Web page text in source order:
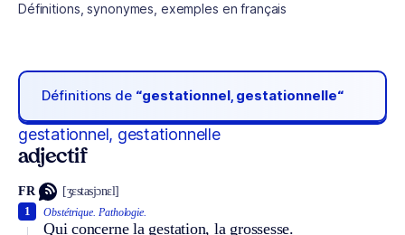
Définitions, synonymes, exemples en français
Définitions de “gestationnel, gestationnelle“
gestationnel, gestationnelle
adjectif
FR [ʒɛstasjɔnɛl]
Obstétrique. Pathologie.
Qui concerne la gestation, la grossesse.
1